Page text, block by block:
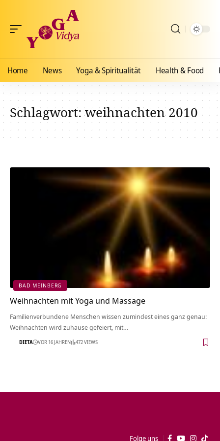
Home News Yoga & Spiritualität Health & Food
Schlagwort:weihnachten 2010
BAD MEINBERG
Weihnachten mit Yoga und Massage
Familienverbundene Menschen wissen zumindest eines ganz genau:
Weihnachten wird zuhause gefeiert, mit…
DIETA VOR 16 JAHREN 472 VIEWS
Folge uns